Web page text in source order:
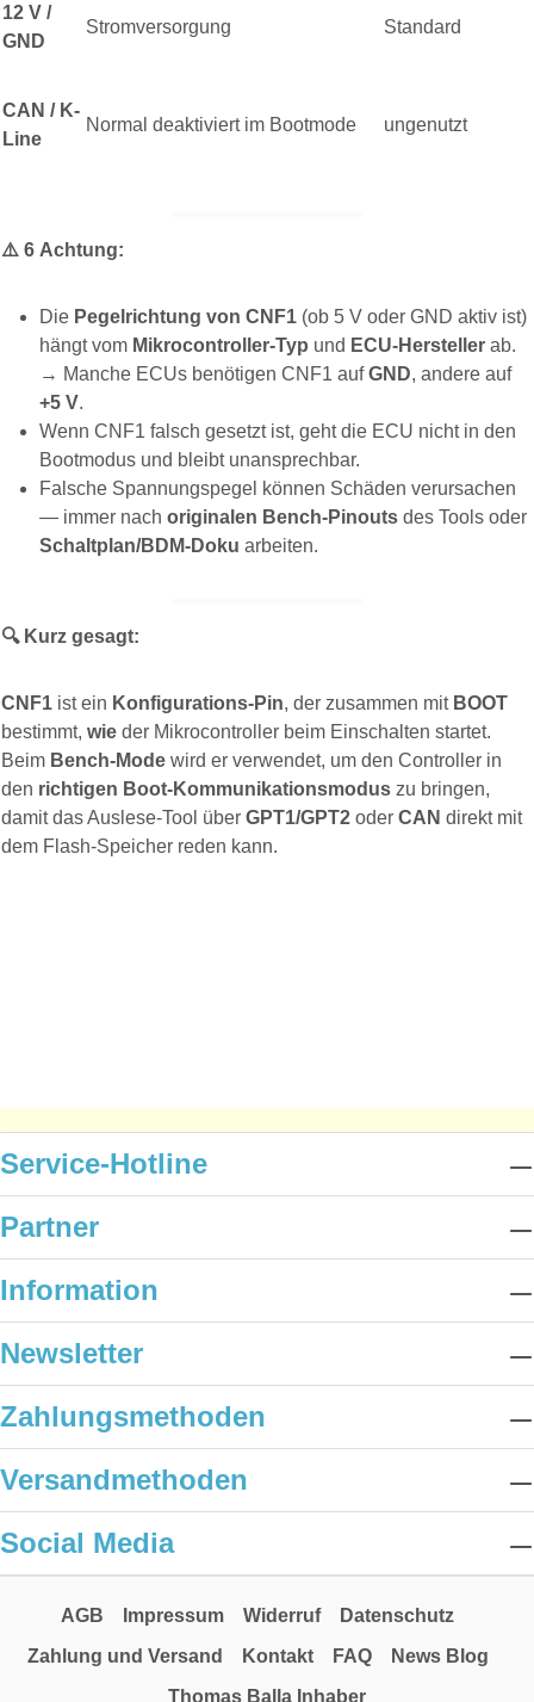
12 V /
GND
Stromversorgung Standard
CAN / K-
Line
Normal deaktiviert im Bootmode ungenutzt
⚠️ 6️ Achtung:
Die Pegelrichtung von CNF1 (ob 5 V oder GND aktiv ist)
hängt vom Mikrocontroller-Typ und ECU-Hersteller ab.
→ Manche ECUs benötigen CNF1 aufGND, andere auf
+5 V.
Wenn CNF1 falsch gesetzt ist, geht die ECU nicht in den
Bootmodus und bleibt unansprechbar.
Falsche Spannungspegel können Schäden verursachen
— immer nach originalen Bench-Pinouts des Tools oder
Schaltplan/BDM-Doku arbeiten.
🔍Kurz gesagt:
CNF1 ist ein Konfigurations-Pin, der zusammen mit BOOT
bestimmt, wie der Mikrocontroller beim Einschalten startet.
Beim Bench-Mode wird er verwendet, um den Controller in
den richtigen Boot-Kommunikationsmodus zu bringen,
damit das Auslese-Tool über GPT1/GPT2 oder CAN direkt mit
dem Flash-Speicher reden kann.
Service-Hotline
Partner
Information
Newsletter
Zahlungsmethoden
Versandmethoden
Social Media
AGB Impressum Widerruf
Datenschutz
Zahlung und Versand
Kontakt FAQ
News Blog
Thomas Balla Inhaber